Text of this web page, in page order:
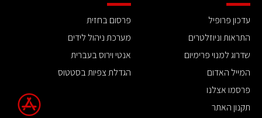
עדכון פרופיל
התראות וניוזלטרים
שדרוג למנוי פרימיום
המייל האדום
פרסמו אצלנו
תקנון האתר
פרסום בחזית
מערכת ניהול לידים
אנטי וירוס בעברית
הגדלת צפיות בסטטוס